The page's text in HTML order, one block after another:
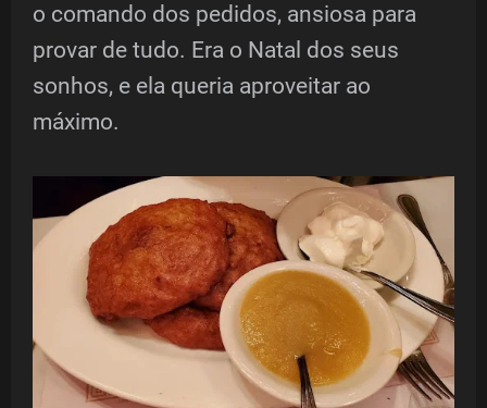
o comando dos pedidos, ansiosa para
provar de tudo. Era o Natal dos seus
sonhos, e ela queria aproveitar ao
máximo.